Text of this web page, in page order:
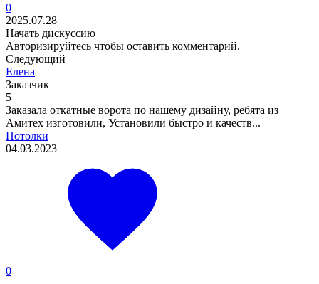
0
2025.07.28
Начать дискуссию
Авторизируйтесь чтобы оставить комментарий.
Следующий
Елена
Заказчик
5
Заказала откатные ворота по нашему дизайну, ребята из
Амитех изготовили, Установили быстро и качеств...
Потолки
04.03.2023
0